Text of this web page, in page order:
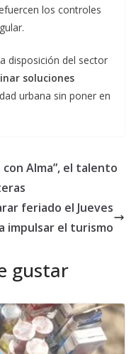
los controles
disposición del sector
soluciones
urbana sin poner en
Alma”, el talento
feriado el Jueves
impulsar el turismo
gustar